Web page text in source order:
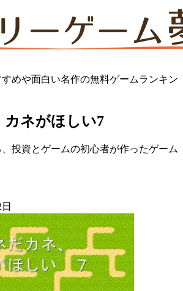
めや面白い名作の無料ゲームランキン
カネがほしい7
投資とゲームの初心者が作ったゲーム